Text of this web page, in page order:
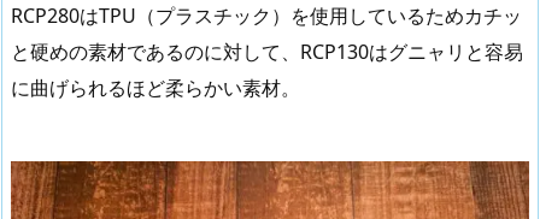
RCP280はTPU（プラスチック）を使用しているためカチッ
と硬めの素材であるのに対して、RCP130はグニャリと容易
に曲げられるほど柔らかい素材。